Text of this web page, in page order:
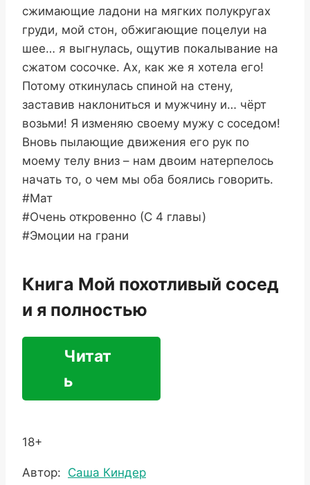
сжимающие ладони на мягких полукругах
груди, мой стон, обжигающие поцелуи на
шее… я выгнулась, ощутив покалывание на
сжатом сосочке. Ах, как же я хотела его!
Потому откинулась спиной на стену,
заставив наклониться и мужчину и… чёрт
возьми! Я изменяю своему мужу с соседом!
Вновь пылающие движения его рук по
моему телу вниз – нам двоим натерпелось
начать то, о чем мы оба боялись говорить.
#Мат
#Oчень откровенно (С 4 главы)
#Эмоции на грани
Книга Мой похотливый сосед
и я полностью
Читат
ь
18+
Метки
Автор: Саша Киндер